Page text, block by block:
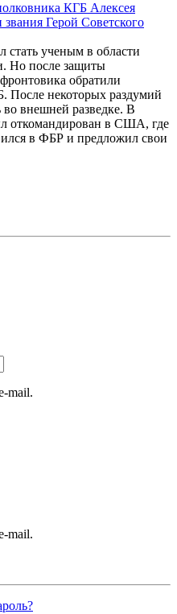
КГБ Алексея
Герой Советского
стать ученым в области
Но после защиты
обратили
После некоторых раздумий
во внешней разведке. В
откомандирован в США, где
в ФБР и предложил свои
mail.
mail.